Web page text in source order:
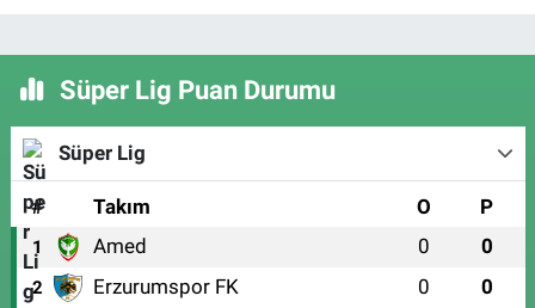
Süper Lig Puan Durumu
Süper Lig
# Takım O P
1 Amed 0 0
2 Erzurumspor FK 0 0